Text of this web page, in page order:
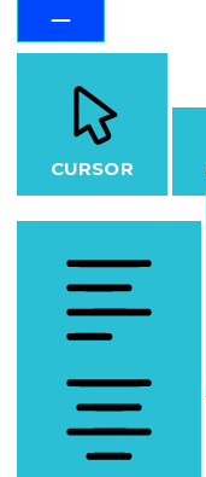
CURSOR